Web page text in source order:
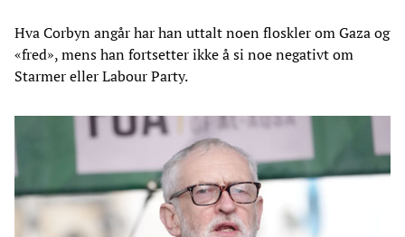
Hva Corbyn angår har han uttalt noen floskler om Gaza og
«fred», mens han fortsetter ikke å si noe negativt om
Starmer eller Labour Party.